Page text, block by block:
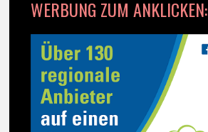
WERBUNG ZUM ANKLICKEN: